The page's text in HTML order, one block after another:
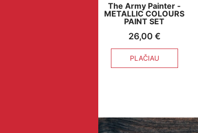
The Army Painter -
METALLIC COLOURS
PAINT SET
26,00 €
PLAČIAU